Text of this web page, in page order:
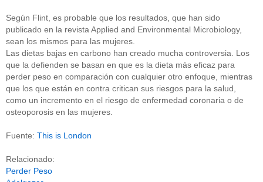
Según Flint, es probable que los resultados, que han sido
publicado en la revista Applied and Environmental Microbiology,
sean los mismos para las mujeres.
Las dietas bajas en carbono han creado mucha controversia. Los
que la defienden se basan en que es la dieta más eficaz para
perder peso en comparación con cualquier otro enfoque, mientras
que los que están en contra critican sus riesgos para la salud,
como un incremento en el riesgo de enfermedad coronaria o de
osteoporosis en las mujeres.
Fuente: This is London
Relacionado:
Perder Peso